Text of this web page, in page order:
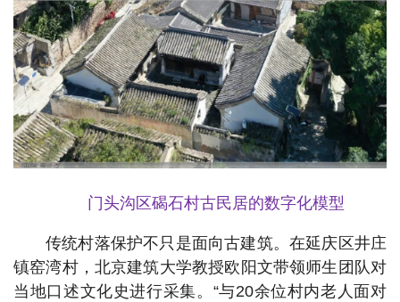
门头沟区碣石村古民居的数字化模型
传统村落保护不只是面向古建筑。在延庆区井庄
镇窑湾村，北京建筑大学教授欧阳文带领师生团队对
当地口述文化史进行采集。“与20余位村内老人面对